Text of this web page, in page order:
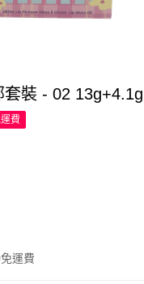
套裝 - 02 13g+4.1g
費
運費